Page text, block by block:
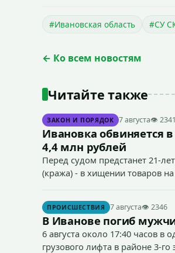
#Ивановская область #СУ
← Ко всем новостям
Читайте также
ЗАКОН И ПОРЯДОК 7 августа👁 2341
Ивановка обвиняется
4,4 млн рублей
Перед судом предстанет 21-
(кража) - в хищении товаров
ПРОИСШЕСТВИЯ 7 августа👁 2346
В Иванове погиб
6 августа около 17:40 часов
грузового лифта в районе 3-го